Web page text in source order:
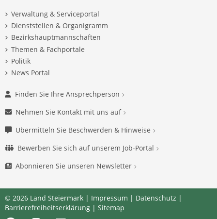
Verwaltung & Serviceportal
Dienststellen & Organigramm
Bezirkshauptmannschaften
Themen & Fachportale
Politik
News Portal
Finden Sie Ihre Ansprechperson
Nehmen Sie Kontakt mit uns auf
Übermitteln Sie Beschwerden & Hinweise
Bewerben Sie sich auf unserem Job-Portal
Abonnieren Sie unseren Newsletter
© 2026 Land Steiermark | Impressum | Datenschutz |
Barrierefreiheitserklärung | Sitemap